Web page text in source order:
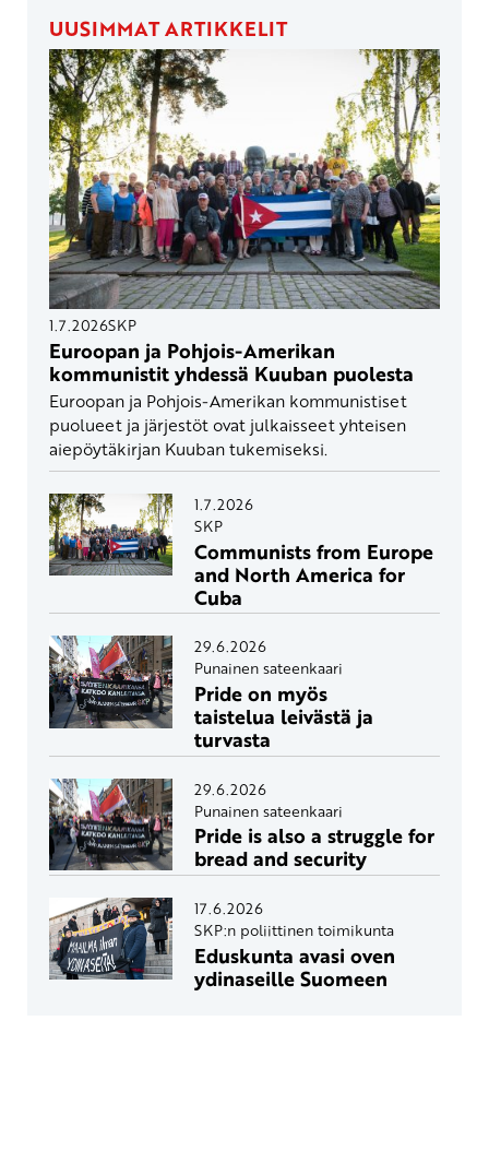
UUSIMMAT ARTIKKELIT
1.7.2026SKP
Euroopan ja Pohjois-Amerikan
kommunistit yhdessä Kuuban puolesta
Euroopan ja Pohjois-Amerikan kommunistiset
puolueet ja järjestöt ovat julkaisseet yhteisen
aiepöytäkirjan Kuuban tukemiseksi.
1.7.2026
SKP
Communists from Europe
and North America for
Cuba
29.6.2026
Punainen sateenkaari
Pride on myös
taistelua leivästä ja
turvasta
29.6.2026
Punainen sateenkaari
Pride is also a struggle for
bread and security
17.6.2026
SKP:n poliittinen toimikunta
Eduskunta avasi oven
ydinaseille Suomeen